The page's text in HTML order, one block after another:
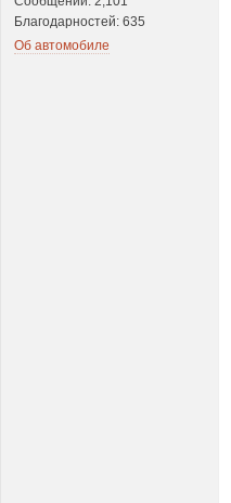
Благодарностей: 635
Об автомобиле